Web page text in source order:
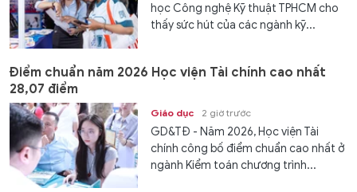
học Công nghệ Kỹ thuật TPHCM cho
thấy sức hút của các ngành kỹ...
Điểm chuẩn năm 2026 Học viện Tài chính cao nhất
28,07 điểm
Giáo dục 2 giờ trước
GD&TĐ - Năm 2026, Học viện Tài
chính công bố điểm chuẩn cao nhất ở
ngành Kiểm toán chương trình...